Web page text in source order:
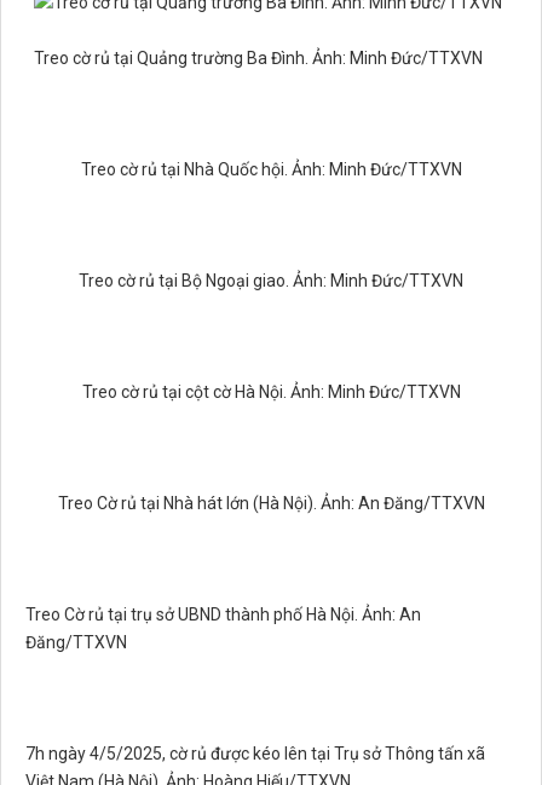
Treo cờ rủ tại Quảng trường Ba Đình. Ảnh: Minh Đức/TTXVN
Treo cờ rủ tại Nhà Quốc hội. Ảnh: Minh Đức/TTXVN
Treo cờ rủ tại Bộ Ngoại giao. Ảnh: Minh Đức/TTXVN
Treo cờ rủ tại cột cờ Hà Nội. Ảnh: Minh Đức/TTXVN
Treo Cờ rủ tại Nhà hát lớn (Hà Nội). Ảnh: An Đăng/TTXVN
Treo Cờ rủ tại trụ sở UBND thành phố Hà Nội. Ảnh: An
Đăng/TTXVN
7h ngày 4/5/2025, cờ rủ được kéo lên tại Trụ sở Thông tấn xã